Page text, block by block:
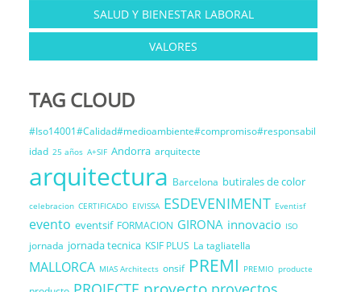
SALUD Y BIENESTAR LABORAL
VALORES
TAG CLOUD
#Iso14001#Calidad#medioambiente#compromiso#responsabil
idad 25 años A+SIF Andorra arquitecte
arquitectura Barcelona butirales de color
celebracion CERTIFICADO EIVISSA ESDEVENIMENT Eventisf
evento eventsif FORMACION GIRONA innovacio ISO
jornada jornada tecnica KSIF PLUS La tagliatella
MALLORCA MIAS Architects onsif PREMI PREMIO producte